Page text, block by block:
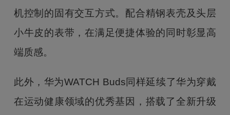
机控制的固有交互方式。配合精钢表壳及头层
小牛皮的表带，在满足便捷体验的同时彰显高
端质感。
此外，华为WATCH Buds同样延续了华为穿戴
在运动健康领域的优秀基因，搭载了全新升级